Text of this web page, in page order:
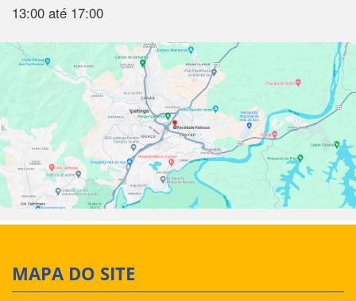
13:00 até 17:00
MAPA DO SITE